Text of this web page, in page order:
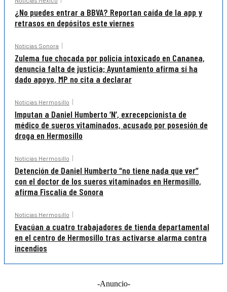
¿No puedes entrar a BBVA? Reportan caída de la app y
retrasos en depósitos este viernes
Noticias Sonora
Zulema fue chocada por policía intoxicado en Cananea,
denuncia falta de justicia; Ayuntamiento afirma sí ha
dado apoyo, MP no cita a declarar
Noticias Hermosillo
Imputan a Daniel Humberto ‘N’, exrecepcionista de
médico de sueros vitaminados, acusado por posesión de
droga en Hermosillo
Noticias Hermosillo
Detención de Daniel Humberto “no tiene nada que ver”
con el doctor de los sueros vitaminados en Hermosillo,
afirma Fiscalía de Sonora
Noticias Hermosillo
Evacúan a cuatro trabajadores de tienda departamental
en el centro de Hermosillo tras activarse alarma contra
incendios
-Anuncio-